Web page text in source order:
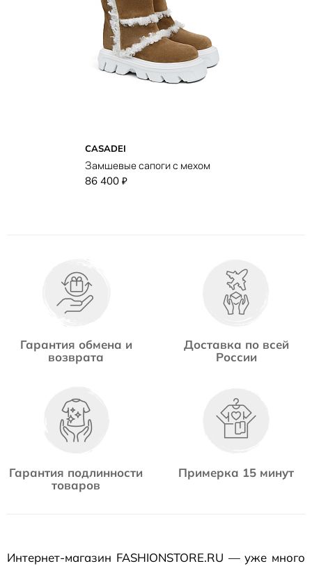
CASADEI
Замшевые сапоги с мехом
86 400 ₽
Гарантия обмена и
возврата
Доставка по всей
России
Гарантия подлинности
товаров
Примерка 15 минут
Интернет-магазин FASHIONSTORE.RU — уже много